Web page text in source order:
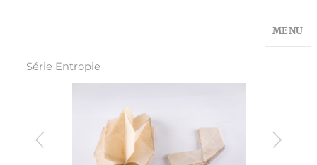
MENU
Série Entropie